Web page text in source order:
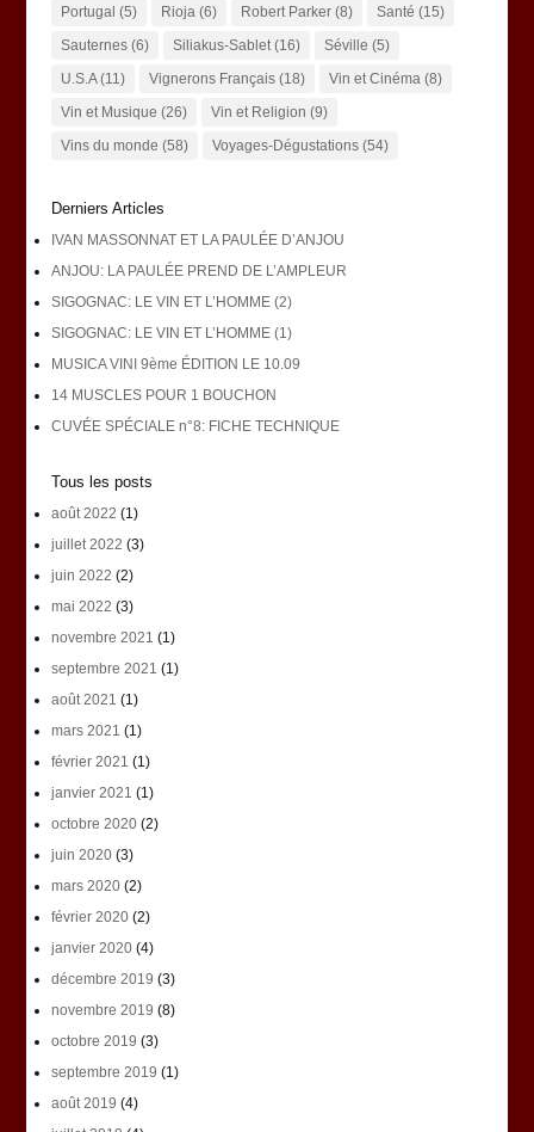
Portugal (5) Rioja (6) Robert Parker(8) Santé (15)
Sauternes(6) Siliakus-Sablet(16) Séville (5)
U.S.A(11) Vignerons Français(18) Vin et Cinéma (8)
Vin et Musique (26) Vin et Religion (9)
Vins du monde (58) Voyages-Dégustations(54)
Derniers Articles
IVAN MASSONNAT ET LA PAULÉE D’ANJOU
ANJOU: LA PAULÉE PREND DE L’AMPLEUR
SIGOGNAC: LE VIN ET L’HOMME (2)
SIGOGNAC: LE VIN ET L’HOMME (1)
MUSICA VINI 9ème ÉDITION LE 10.09
14 MUSCLES POUR 1 BOUCHON
CUVÉE SPÉCIALE n°8: FICHE TECHNIQUE
Tous les posts
août 2022 (1)
juillet 2022 (3)
juin 2022 (2)
mai 2022 (3)
novembre 2021 (1)
septembre 2021 (1)
août 2021 (1)
mars 2021 (1)
février 2021 (1)
janvier 2021 (1)
octobre 2020(2)
juin 2020(3)
mars 2020(2)
février 2020(2)
janvier 2020(4)
décembre 2019 (3)
novembre 2019 (8)
octobre 2019 (3)
septembre 2019 (1)
août 2019 (4)